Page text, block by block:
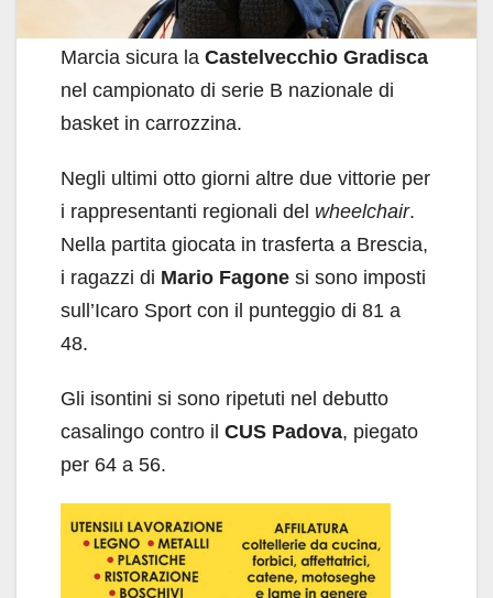
Marcia sicura la Castelvecchio Gradisca
nel campionato di serie B nazionale di
basket in carrozzina.
Negli ultimi otto giorni altre due vittorie per
i rappresentanti regionali del wheelchair.
Nella partita giocata in trasferta a Brescia,
i ragazzi di Mario Fagone si sono imposti
sull’Icaro Sport con il punteggio di 81 a
48.
Gli isontini si sono ripetuti nel debutto
casalingo contro il CUS Padova, piegato
per 64 a 56.